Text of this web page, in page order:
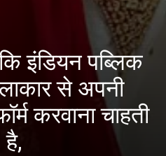
इंडियन पब्लिक
से अपनी
करवाना चाहती
है,